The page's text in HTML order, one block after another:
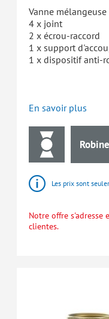
Vanne
4 x joint
2 x écrou-raccord
1 x support
1 x dispositif anti-
En savoir plus
Les prix sont
Notre offre s'adresse
clientes.